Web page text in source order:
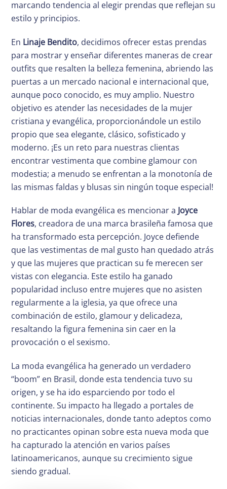
marcando tendencia al elegir prendas que reflejan su
estilo y principios.
En Linaje Bendito, decidimos ofrecer estas prendas
para mostrar y enseñar diferentes maneras de crear
outfits que resalten la belleza femenina, abriendo las
puertas a un mercado nacional e internacional que,
aunque poco conocido, es muy amplio. Nuestro
objetivo es atender las necesidades de la mujer
cristiana y evangélica, proporcionándole un estilo
propio que sea elegante, clásico, sofisticado y
moderno. ¡Es un reto para nuestras clientas
encontrar vestimenta que combine glamour con
modestia; a menudo se enfrentan a la monotonía de
las mismas faldas y blusas sin ningún toque especial!
Hablar de moda evangélica es mencionar a Joyce
Flores, creadora de una marca brasileña famosa que
ha transformado esta percepción. Joyce defiende
que las vestimentas de mal gusto han quedado atrás
y que las mujeres que practican su fe merecen ser
vistas con elegancia. Este estilo ha ganado
popularidad incluso entre mujeres que no asisten
regularmente a la iglesia, ya que ofrece una
combinación de estilo, glamour y delicadeza,
resaltando la figura femenina sin caer en la
provocación o el sexismo.
La moda evangélica ha generado un verdadero
“boom” en Brasil, donde esta tendencia tuvo su
origen, y se ha ido esparciendo por todo el
continente. Su impacto ha llegado a portales de
noticias internacionales, donde tanto adeptos como
no practicantes opinan sobre esta nueva moda que
ha capturado la atención en varios países
latinoamericanos, aunque su crecimiento sigue
siendo gradual.